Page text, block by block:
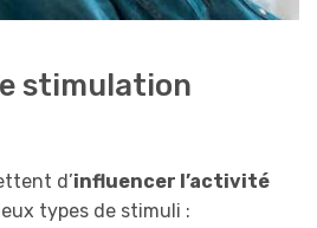
stimulation
d’influencer l’activité
types de stimuli :